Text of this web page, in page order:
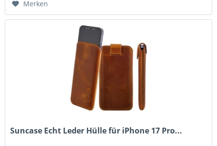
Merken
Suncase Echt Leder Hülle für iPhone 17 Pro...